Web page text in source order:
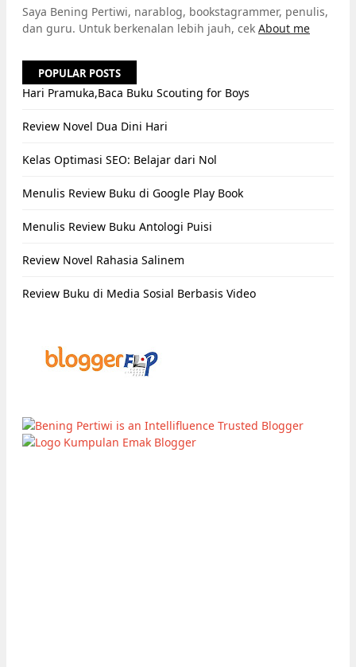
Saya Bening Pertiwi, narablog, bookstagrammer, penulis,
dan guru. Untuk berkenalan lebih jauh, cek About me
POPULAR POSTS
Hari Pramuka,Baca Buku Scouting for Boys
Review Novel Dua Dini Hari
Kelas Optimasi SEO: Belajar dari Nol
Menulis Review Buku di Google Play Book
Menulis Review Buku Antologi Puisi
Review Novel Rahasia Salinem
Review Buku di Media Sosial Berbasis Video